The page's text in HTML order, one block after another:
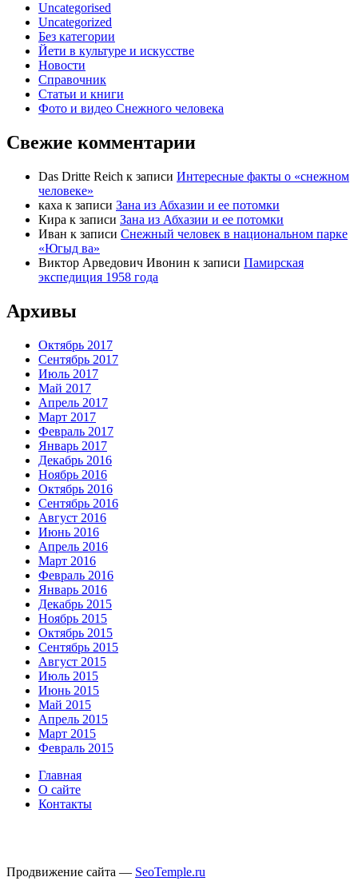
Uncategorised
Uncategorized
Без категории
Йети в культуре и искусстве
Новости
Справочник
Статьи и книги
Фото и видео Снежного человека
Свежие комментарии
Das Dritte Reich к записи Интересные факты о «снежном
человеке»
каха к записи Зана из Абхазии и ее потомки
Кира к записи Зана из Абхазии и ее потомки
Иван к записи Снежный человек в национальном парке
«Югыд ва»
Виктор Арведович Ивонин к записи Памирская
экспедиция 1958 года
Архивы
Октябрь 2017
Сентябрь 2017
Июль 2017
Май 2017
Апрель 2017
Март 2017
Февраль 2017
Январь 2017
Декабрь 2016
Ноябрь 2016
Октябрь 2016
Сентябрь 2016
Август 2016
Июнь 2016
Апрель 2016
Март 2016
Февраль 2016
Январь 2016
Декабрь 2015
Ноябрь 2015
Октябрь 2015
Сентябрь 2015
Август 2015
Июль 2015
Июнь 2015
Май 2015
Апрель 2015
Март 2015
Февраль 2015
Главная
О сайте
Контакты
Продвижение сайта — SeoTemple.ru